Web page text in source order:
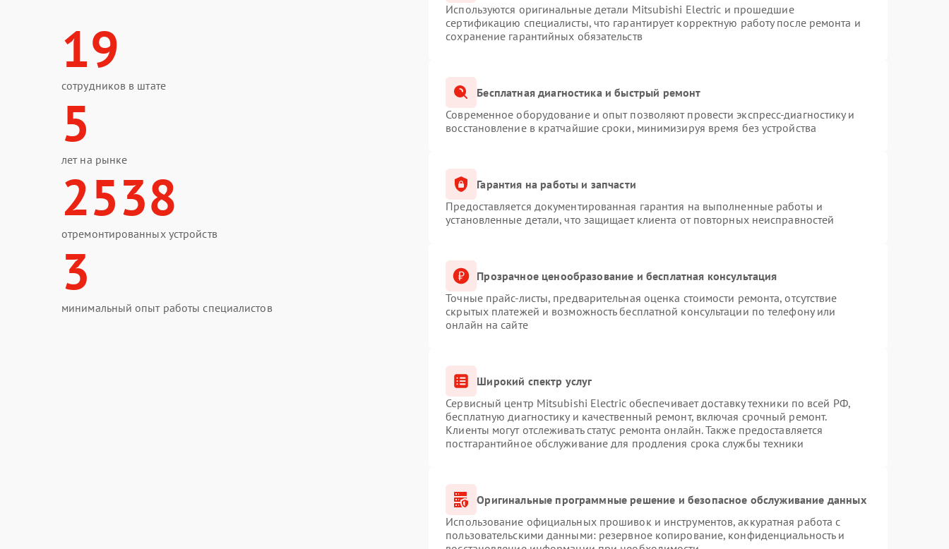
19
сотрудников в штате
5
лет на рынке
2538
отремонтированных устройств
3
минимальный опыт работы специалистов
Используются оригинальные детали Mitsubishi Electric и прошедшие
сертификацию специалисты, что гарантирует корректную работу после ремонта и
сохранение гарантийных обязательств
Бесплатная диагностика и быстрый ремонт
Современное оборудование и опыт позволяют провести экспресс-диагностику и
восстановление в кратчайшие сроки, минимизируя время без устройства
Гарантия на работы и запчасти
Предоставляется документированная гарантия на выполненные работы и
установленные детали, что защищает клиента от повторных неисправностей
Прозрачное ценообразование и бесплатная консультация
Точные прайс-листы, предварительная оценка стоимости ремонта, отсутствие
скрытых платежей и возможность бесплатной консультации по телефону или
онлайн на сайте
Широкий спектр услуг
Сервисный центр Mitsubishi Electric обеспечивает доставку техники по всей РФ,
бесплатную диагностику и качественный ремонт, включая срочный ремонт.
Клиенты могут отслеживать статус ремонта онлайн. Также предоставляется
постгарантийное обслуживание для продления срока службы техники
Оригинальные программные решение и безопасное обслуживание данных
Использование официальных прошивок и инструментов, аккуратная работа с
пользовательскими данными: резервное копирование, конфиденциальность и